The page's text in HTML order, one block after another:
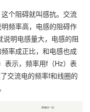
个阻碍就叫感抗。交流
频率高，电感的阻碍作
明电感量大，电感的阻
率成正比，和电感也成
表示，频率用f（Hz）表
交流电的频率f和线圈的